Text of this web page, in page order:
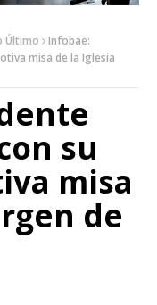
Último
Infobae:
misa de la Iglesia
su
misa
de